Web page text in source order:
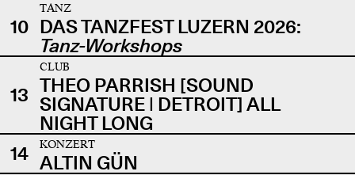
10
TANZ
DAS TANZFEST LUZERN 2026:
Tanz-Workshops
13
CLUB
THEO PARRISH [SOUND
SIGNATURE | DETROIT] ALL
NIGHT LONG
14
KONZERT
ALTIN GÜN